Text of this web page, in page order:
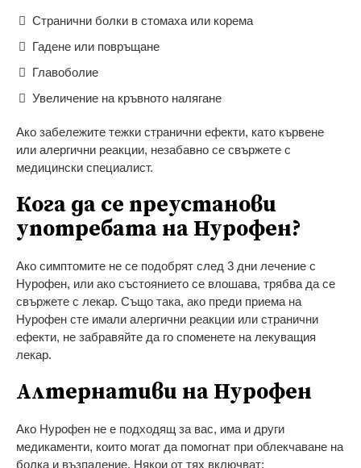
Странични болки в стомаха или корема
Гадене или повръщане
Главоболие
Увеличение на кръвното налягане
Ако забележите тежки странични ефекти, като кървене
или алергични реакции, незабавно се свържете с
медицински специалист.
Кога да се преустанови
употребата на Нурофен?
Ако симптомите не се подобрят след 3 дни лечение с
Нурофен, или ако състоянието се влошава, трябва да се
свържете с лекар. Също така, ако преди приема на
Нурофен сте имали алергични реакции или странични
ефекти, не забравяйте да го споменете на лекуващия
лекар.
Алтернативи на Нурофен
Ако Нурофен не е подходящ за вас, има и други
медикаменти, които могат да помогнат при облекчаване на
болка и възпаление. Някои от тях включват: